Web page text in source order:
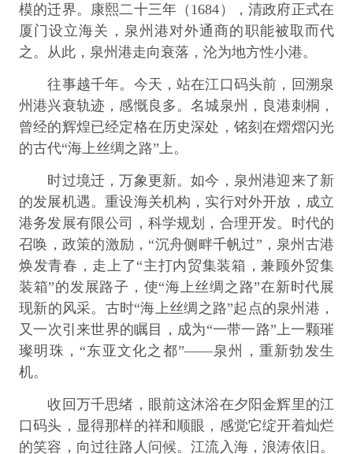
模的迁界。康熙二十三年（1684），清政府正式在
厦门设立海关，泉州港对外通商的职能被取而代
之。从此，泉州港走向衰落，沦为地方性小港。
往事越千年。今天，站在江口码头前，回溯泉
州港兴衰轨迹，感慨良多。名城泉州，良港刺桐，
曾经的辉煌已经定格在历史深处，铭刻在熠熠闪光
的古代“海上丝绸之路”上。
时过境迁，万象更新。如今，泉州港迎来了新
的发展机遇。重设海关机构，实行对外开放，成立
港务发展有限公司，科学规划，合理开发。时代的
召唤，政策的激励，“沉舟侧畔千帆过”，泉州古港
焕发青春，走上了“主打内贸集装箱，兼顾外贸集
装箱”的发展路子，使“海上丝绸之路”在新时代展
现新的风采。古时“海上丝绸之路”起点的泉州港，
又一次引来世界的瞩目，成为“一带一路”上一颗璀
璨明珠，“东亚文化之都”——泉州，重新勃发生
机。
收回万千思绪，眼前这沐浴在夕阳金辉里的江
口码头，显得那样的祥和顺眼，感觉它绽开着灿烂
的笑容，向过往路人问候。江流入海，浪涛依旧。